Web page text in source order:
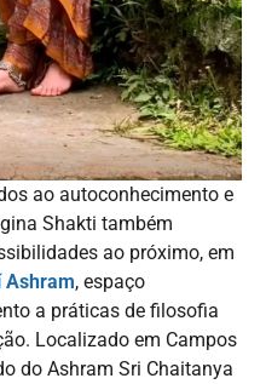
ao autoconhecimento e
Shakti também
ao próximo, em
Ashram, espaço
a práticas de filosofia
Localizado em Campos
do Ashram Sri Chaitanya